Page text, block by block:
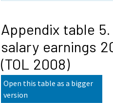
Appendix table
salary earnings
(TOL 2008)
Open this table as a bigger
version